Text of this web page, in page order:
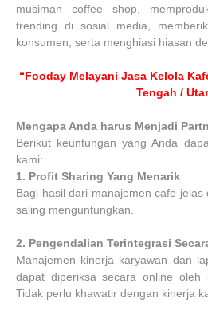
musiman coffee shop,
trending di sosial media,
konsumen, serta menghiasi hiasan
“Fooday Melayani Jasa Kelola
Tengah /
Mengapa Anda harus Menjadi
Berikut keuntungan yang Anda
kami:
1. Profit Sharing Yang Menarik
Bagi hasil dari manajemen cafe
saling menguntungkan.
2. Pengendalian Terintegrasi
Manajemen kinerja karyawan dan
dapat diperiksa secara online oleh
Tidak perlu khawatir dengan kinerja